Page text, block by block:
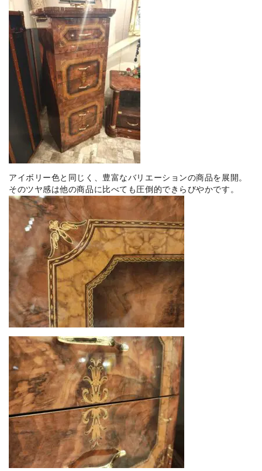
アイボリー色と同じく、豊富なバリエーションの商品を展開。
そのツヤ感は他の商品に比べても圧倒的できらびやかです。